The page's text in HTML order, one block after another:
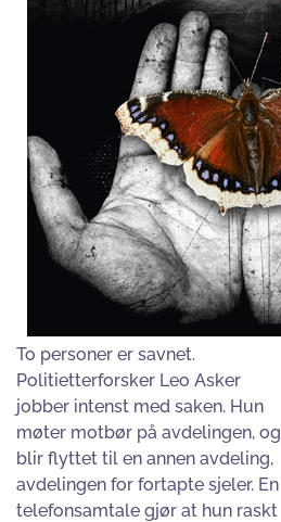
To personer er savnet.
Politietterforsker Leo Asker
jobber intenst med saken. Hun
møter motbør på avdelingen, og
blir flyttet til en annen avdeling,
avdelingen for fortapte sjeler. En
telefonsamtale gjør at hun raskt